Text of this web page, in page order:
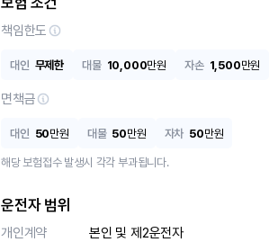
책임한도
대인 무제한 대물 10,000만원 자손 1,500만원
면책금
대인 50만원 대물 50만원 자차 50만원
해당 보험접수 발생시 각각 부과됩니다.
운전자 범위
개인계약
본인 및 제2운전자